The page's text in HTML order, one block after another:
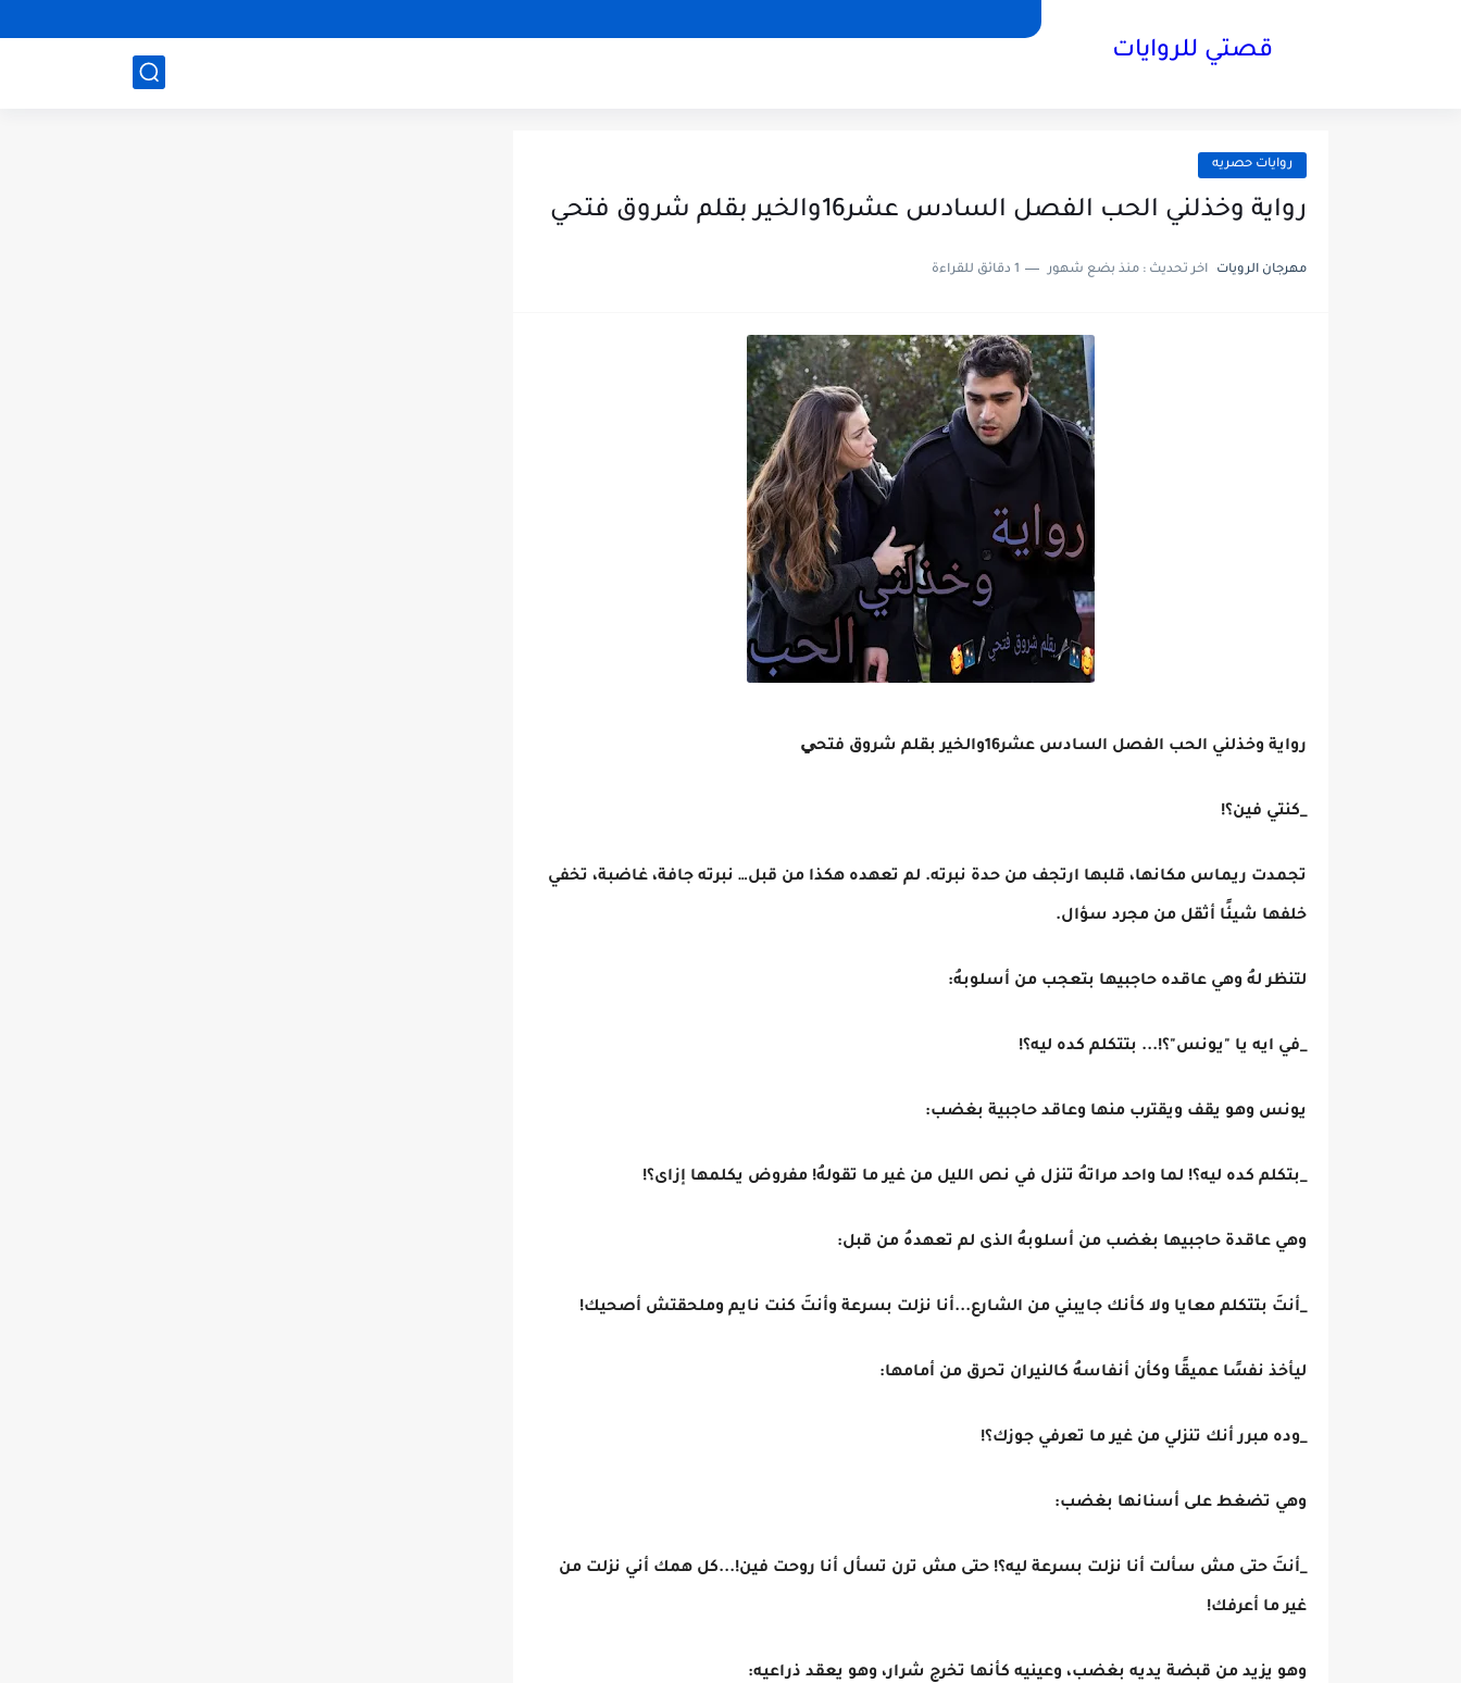
قصتي للروايات
روايات حصريه
رواية وخذلني الحب الفصل السادس عشر16والخير بقلم شروق فتحي
مهرجان الرويات اخر تحديث : منذ بضع شهور 1 دقائق للقراءة
رواية وخذلني الحب الفصل السادس عشر16والخير بقلم شروق فتح ي
_كنتي فين؟!
تجمدت ريماس مكانها، قلبها ارتجف من حدة نبرته. لم تعهده هكذا من قبل… نبرته جافة، غاضبة، تخفي
خلفها شيئًا أثقل من مجرد سؤال.
لتنظر لهُ وهي عاقده حاجبيها بتعجب من أسلوبهُ:
_في ايه يا "يونس"؟!... بتتكلم كده ليه؟!
يونس وهو يقف ويقترب منها وعاقد حاجبية بغضب:
_بتكلم كده ليه؟! لما واحد مراتهُ تنزل في نص الليل من غير ما تقولهُ! مفروض يكلمها إزاى؟!
وهي عاقدة حاجبيها بغضب من أسلوبهُ الذى لم تعهدهُ من قبل:
_أنتَ بتتكلم معايا ولا كأنك جايبني من الشارع...أنا نزلت بسرعة وأنتَ كنت نايم وملحقتش أصحيك!
ليأخذ نفسًا عميقًا وكأن أنفاسهُ كالنيران تحرق من أمامها:
_وده مبرر أنك تنزلي من غير ما تعرفي جوزك؟!
وهي تضغط على أسنانها بغضب:
_أنتَ حتى مش سألت أنا نزلت بسرعة ليه؟! حتى مش ترن تسأل أنا روحت فين!...كل همك أني نزلت من
غير ما أعرفك!
وهو يزيد من قبضة يديه بغضب، وعينيه كأنها تخرج شرار، وهو يعقد ذراعيه: